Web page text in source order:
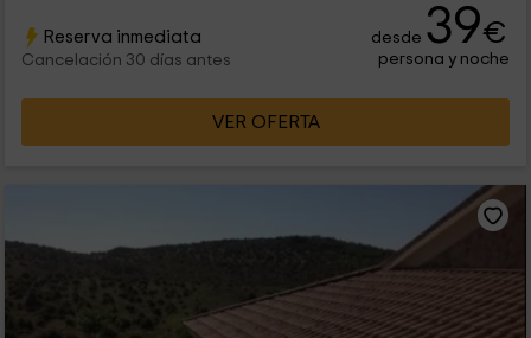
Reserva inmediata
Cancelación 30 días antes
desde 39€
persona y noche
VER OFERTA